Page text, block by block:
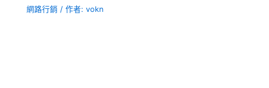
網路行銷 / 作者:vokn